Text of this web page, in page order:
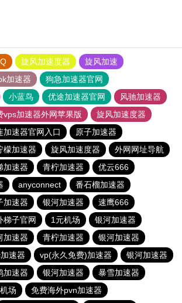
旋风加速度器
旋风加速
加速器
狗急加速器官网
小蓝鸟 优途加速器官网
风驰加速器
vps加速器外网苹果版
旋风加速度器
加速器官网入口
原子加速器
檬加速器 旋风加速度器
外网网址导航
加速器 青柠加速器
优云666
anyconnect
番石榴加速器
加速器 银河加速器
速鹰666
梯子官网 1元机场
银河加速器
加速器 青柠加速器
银河加速器
速器 vp(永久免费)加速器
银河加速器
加速器 银河加速器
暴雪加速器
场 免费海外pvn加速器